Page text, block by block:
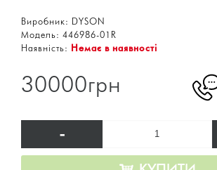
Виробник: DYSON
Модель: 446986-01R
Наявність: Немає в наявності
30000грн
-